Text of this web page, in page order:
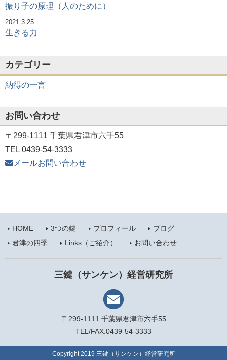
振り子の原理（人のために）
生きる力
2021.3.25
カテゴリー
納得の一言
お問い合わせ
〒299-1111 千葉県君津市六手55
TEL 0439-54-3333
メールお問い合わせ
HOME 3つの鍵 プロフィール
ブログ
君津の四季
Links（ご紹介） お問い合わせ
三鍵（サンケン）経営研究所
〒299-1111 千葉県君津市六手55
TEL/FAX.0439-54-3333
Copyright 2019 三鍵（サンケン）経営研究所